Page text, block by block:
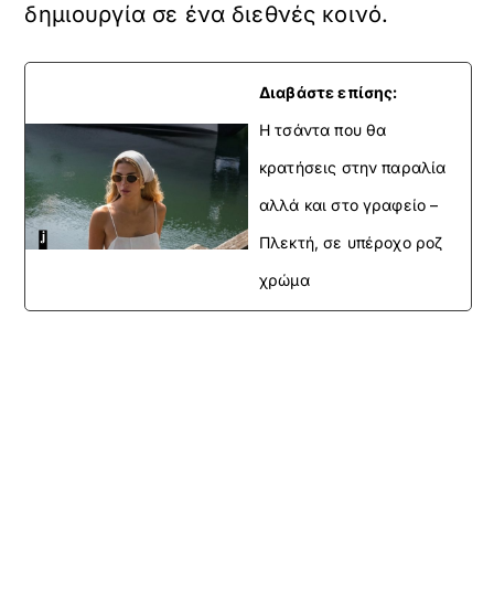
δημιουργία σε ένα διεθνές κοινό.
Διαβάστε επίσης:
H τσάντα που θα
κρατήσεις στην παραλία
αλλά και στο γραφείο –
Πλεκτή, σε υπέροχο ροζ
χρώμα